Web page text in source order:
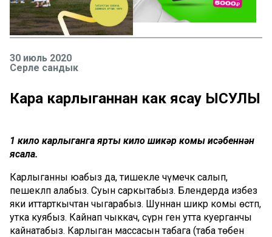
30 июль 2020
Серле сандык
Кара карлыганнан как ясау ЫСУЛЫ
1 кило карлыганга ярты кило шикәр комы исәбеннән
ясала.
Карлыганны юабыз да, тишекле чүмечкә салып,
пешекләп алабыз. Суын саркытабыз. Блендерда изәбез
яки иттарткычтан чыгарабыз. Шуннан шикәр комы өстәп,
утка куябыз. Кайнап чыккач, сүрән генә утта куерганчы
кайнатабыз. Карлыган массасын табага (таба төбенә